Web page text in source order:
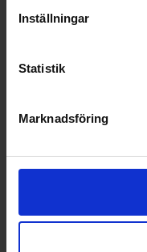
Inställningar
Statistik
Marknadsföring